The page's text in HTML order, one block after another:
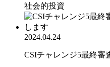
社会的投資
2024.04.24
CSIチャレンジ5最終審